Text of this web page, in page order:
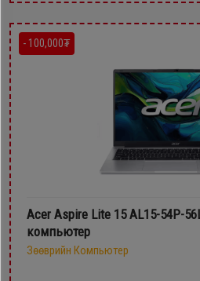
- 100,000₮
Acer Aspire Lite 15 AL15-54P-
компьютер
Зөөврийн Компьютер